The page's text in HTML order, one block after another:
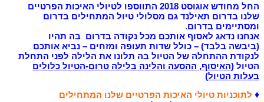
החל מחודש אוגוסט 2018 התווספו לטיולי האיכות הפרטיים
שלנו בדרום תאילנד גם מסלולי טיול המתחילים בדרום
ומסתיימים בדרום.
אנחנו נדאג לאסוף אותכם מכל נקודה בדרום בה תהיו
(ביבשה בלבד) – כולל שדות תעופה ומזחים – נביא אותכם
לנקודת ההתחלה של הטיול בה תלונו את הלילה לפני התחלת
הטיול (האיסוף, ההסעה והלינה בלילה טרום-הטיול כלולים
בעלות הטיול)
♦ לתוכניות טיולי האיכות הפרטיים שלנו המתחילים